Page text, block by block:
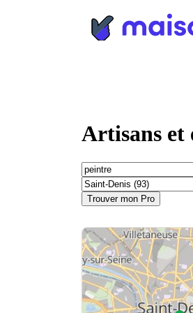
Artisans et
Trouver mon Pro